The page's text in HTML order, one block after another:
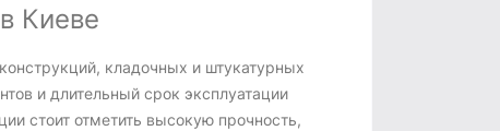
Киеве
кладочных и штукатурных
и длительный срок эксплуатации
стоит отметить высокую прочность,